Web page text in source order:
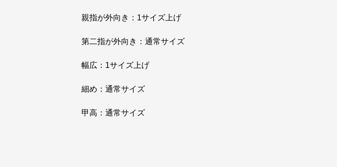
親指が外向き：1サイズ上げ
第二指が外向き：通常サイズ
幅広：1サイズ上げ
細め：通常サイズ
甲高：通常サイズ